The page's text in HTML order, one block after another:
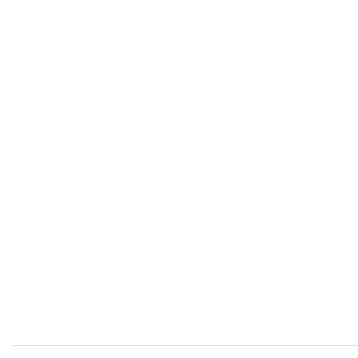
information,
Denne
GBP og
valuta som
vil blive
i den
Frick.